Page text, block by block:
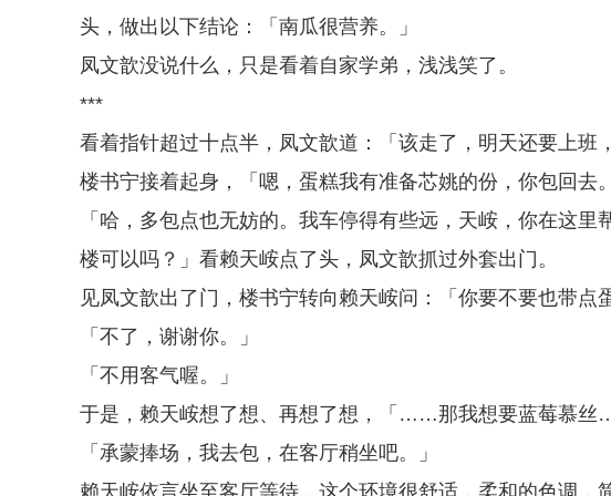
头，做出以下结论：「南瓜很营养。」
凤文歆没说什么，只是看着自家学弟，浅浅笑了。
***
看着指针超过十点半，凤文歆道：「该走了，明天还要上班
楼书宁接着起身，「嗯，蛋糕我有准备芯姚的份，你包回去。
「哈，多包点也无妨的。我车停得有些远，天峖，你在这
楼可以吗？」看赖天峖点了头，凤文歆抓过外套出门。
见凤文歆出了门，楼书宁转向赖天峖问：「你要不要也带点
「不了，谢谢你。」
「不用客气喔。」
于是，赖天峖想了想、再想了想，「……那我想要蓝莓慕
「承蒙捧场，我去包，在客厅稍坐吧。」
赖天峖依言坐至客厅等待，这个环境很舒适，柔和的色调